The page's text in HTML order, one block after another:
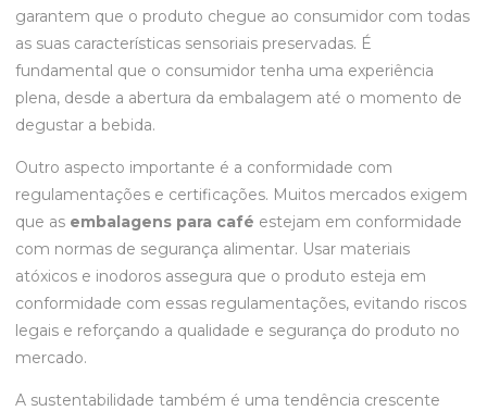
garantem que o produto chegue ao consumidor com todas
as suas características sensoriais preservadas. É
fundamental que o consumidor tenha uma experiência
plena, desde a abertura da embalagem até o momento de
degustar a bebida.
Outro aspecto importante é a conformidade com
regulamentações e certificações. Muitos mercados exigem
que as embalagens para café estejam em conformidade
com normas de segurança alimentar. Usar materiais
atóxicos e inodoros assegura que o produto esteja em
conformidade com essas regulamentações, evitando riscos
legais e reforçando a qualidade e segurança do produto no
mercado.
A sustentabilidade também é uma tendência crescente